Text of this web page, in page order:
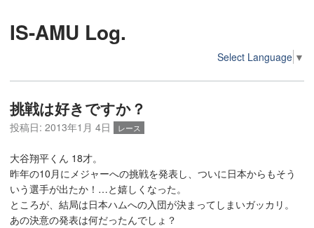
IS-AMU Log.
Select Language ▼
挑戦は好きですか？
投稿日: 2013年1月 4日 レース
大谷翔平くん 18才。
昨年の10月にメジャーへの挑戦を発表し、ついに日本からもそう
いう選手が出たか！…と嬉しくなった。
ところが、結局は日本ハムへの入団が決まってしまいガッカリ。
あの決意の発表は何だったんでしょ？